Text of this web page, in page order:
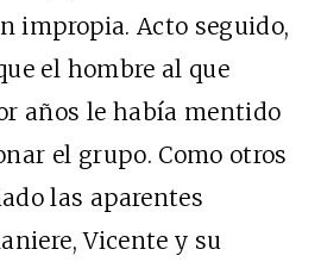
impropia. Acto seguido,
el hombre al que
años le había mentido
el grupo. Como otros
las aparentes
Vicente y su